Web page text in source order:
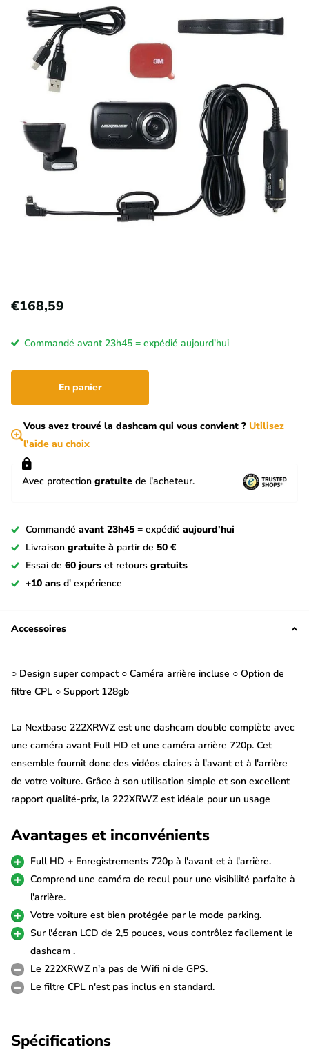
€168,59
Commandé avant 23h45 = expédié aujourd'hui
En panier
Vous avez trouvé la dashcam qui vous convient ? Utilisez
l'aide au choix
Avec protection gratuite de l'acheteur.
Commandé avant 23h45 = expédié aujourd'hui
Livraison gratuite à partir de 50 €
Essai de 60 jours et retours gratuits
+10 ans d' expérience
Accessoires
○ Design super compact ○ Caméra arrière incluse ○ Option de
filtre CPL ○ Support 128gb
La Nextbase 222XRWZ est une dashcam double complète avec
une caméra avant Full HD et une caméra arrière 720p. Cet
ensemble fournit donc des vidéos claires à l'avant et à l'arrière
de votre voiture. Grâce à son utilisation simple et son excellent
rapport qualité-prix, la 222XRWZ est idéale pour un usage
Caméra avant Full HD et caméra arrière
720p
La caméra avant filme en Full HD 1080p, ce qui permet de
reconnaître clairement les détails importants, les plaques
d'immatriculation et les situations de circulation. La caméra
arrière 720p fournie se monte sur la lunette arrière et se
connecte à la caméra avant via un long câble. Elle vous permet
également d'enregistrer le trafic arrière et les situations de
Commande simple via un écran de 2,5
Avantages et inconvénients
Full HD + Enregistrements 720p à l'avant et à l'arrière.
Comprend une caméra de recul pour une visibilité parfaite à
l'arrière.
Votre voiture est bien protégée par le mode parking.
Sur l'écran LCD de 2,5 pouces, vous contrôlez facilement le
dashcam .
Le 222XRWZ n'a pas de Wifi ni de GPS.
Le filtre CPL n'est pas inclus en standard.
Spécifications